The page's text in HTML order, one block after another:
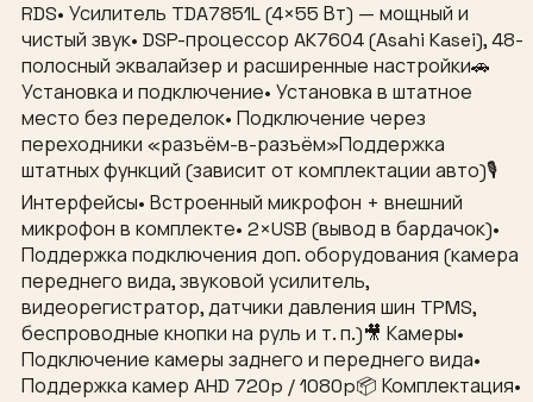
RDS• Усилитель TDA7851L (4×55 Вт) — мощный и
чистый звук• DSP-процессор AK7604 (Asahi Kasei), 48-
полосный эквалайзер и расширенные настройки🚗
Установка и подключение• Установка в штатное
место без переделок• Подключение через
переходники «разъём-в-разъём»Поддержка
штатных функций (зависит от комплектации авто)🎙
Интерфейсы• Встроенный микрофон + внешний
микрофон в комплекте• 2×USB (вывод в бардачок)•
Поддержка подключения доп. оборудования (камера
переднего вида, звуковой усилитель,
видеорегистратор, датчики давления шин TPMS,
беспроводные кнопки на руль и т. п.)🎥 Камеры•
Подключение камеры заднего и переднего вида•
Поддержка камер AHD 720p / 1080p📦 Комплектация•